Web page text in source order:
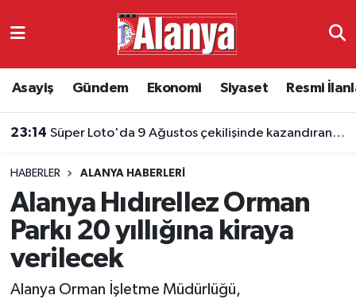
Asayiş Gündem Ekonomi Siyaset Resmi
23:14 Süper Loto'da 9 Ağustos çekilişinde kazandıran numaralar belli oldu
HABERLER ALANYA HABERLERI
Alanya Hıdırellez Orman
Parkı 20 yıllığına kiraya
verilecek
Alanya Orman İşletme Müdürlüğü,
Ekonomi
Resmi İlanlar
Alanyaspor
Antalya Namaz Vakitleri
Süper Lig Puan Durumu ve Fikstür
Tüm Manşetler